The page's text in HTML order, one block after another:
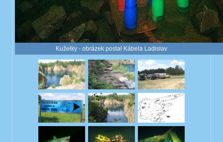
Kuželky - obrázek poslal Kábela Ladislav